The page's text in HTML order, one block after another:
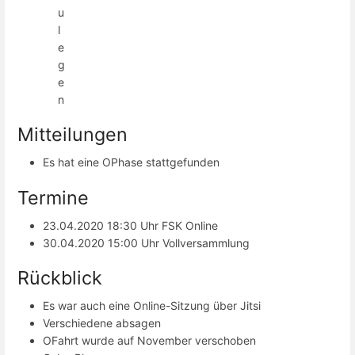
u
l
e
g
e
n
Mitteilungen
Es hat eine OPhase stattgefunden
Termine
23.04.2020 18:30 Uhr FSK Online
30.04.2020 15:00 Uhr Vollversammlung
Rückblick
Es war auch eine Online-Sitzung über Jitsi
Verschiedene absagen
OFahrt wurde auf November verschoben